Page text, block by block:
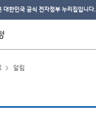
대한민국 공식 전자정부 누리집입니다.
알림